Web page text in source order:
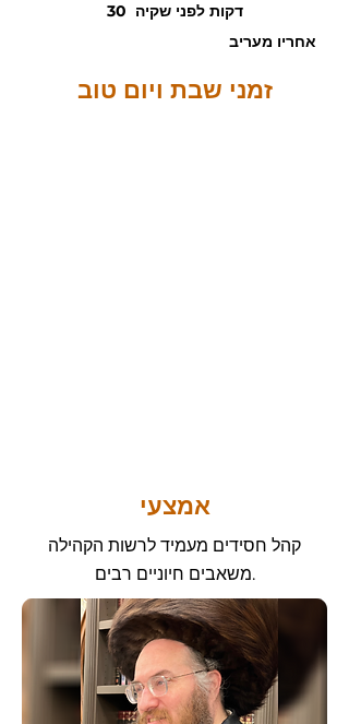
30 דקות לפני שקיה
אחריו מעריב
זמני שבת ויום טוב
אמצעי
קהל חסידים מעמיד לרשות הקהילה
משאבים חיוניים רבים.